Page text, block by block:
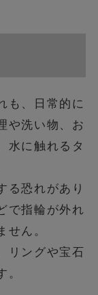
も、日常的に
や洗い物、お
水に触れるタ
る恐れがあり
で指輪が外れ
ん。
リングや宝石